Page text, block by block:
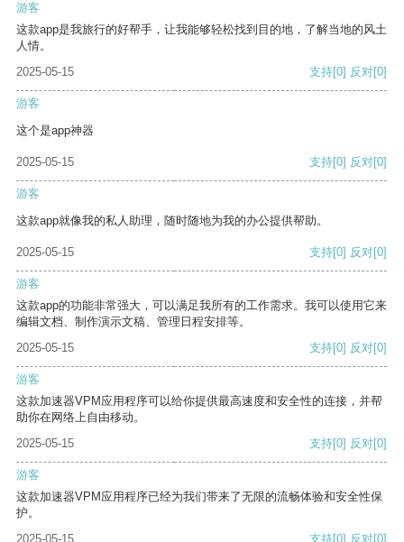
游客
这款app是我旅行的好帮手，让我能够轻松找到目的地，了解当地的风土
人情。
2025-05-15
支持[0] 反对[0]
游客
这个是app神器
2025-05-15 支持[0] 反对[0]
游客
这款app就像我的私人助理，随时随地为我的办公提供帮助。
2025-05-15 支持[0] 反对[0]
游客
这款app的功能非常强大，可以满足我所有的工作需求。我可以使用它来
编辑文档、制作演示文稿、管理日程安排等。
2025-05-15
支持[0] 反对[0]
游客
这款加速器VPM应用程序可以给你提供最高速度和安全性的连接，并帮
助你在网络上自由移动。
2025-05-15
支持[0] 反对[0]
游客
这款加速器VPM应用程序已经为我们带来了无限的流畅体验和安全性保
护。
2025-05-15
支持[0] 反对[0]